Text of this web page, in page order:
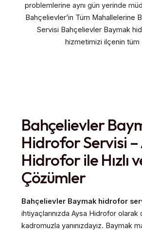
problemlerine aynı gün yerinde
Bahçelievler’in Tüm Mahallelerine
Servisi Bahçelievler Baymak
hizmetimizi ilçenin
Bahçelievler
Hidrofor Servisi –
Hidrofor ile Hızlı
Çözümler
Bahçelievler Baymak hidrofor
ihtiyaçlarınızda Aysa Hidrofor
kadromuzla yanınızdayız. Baymak